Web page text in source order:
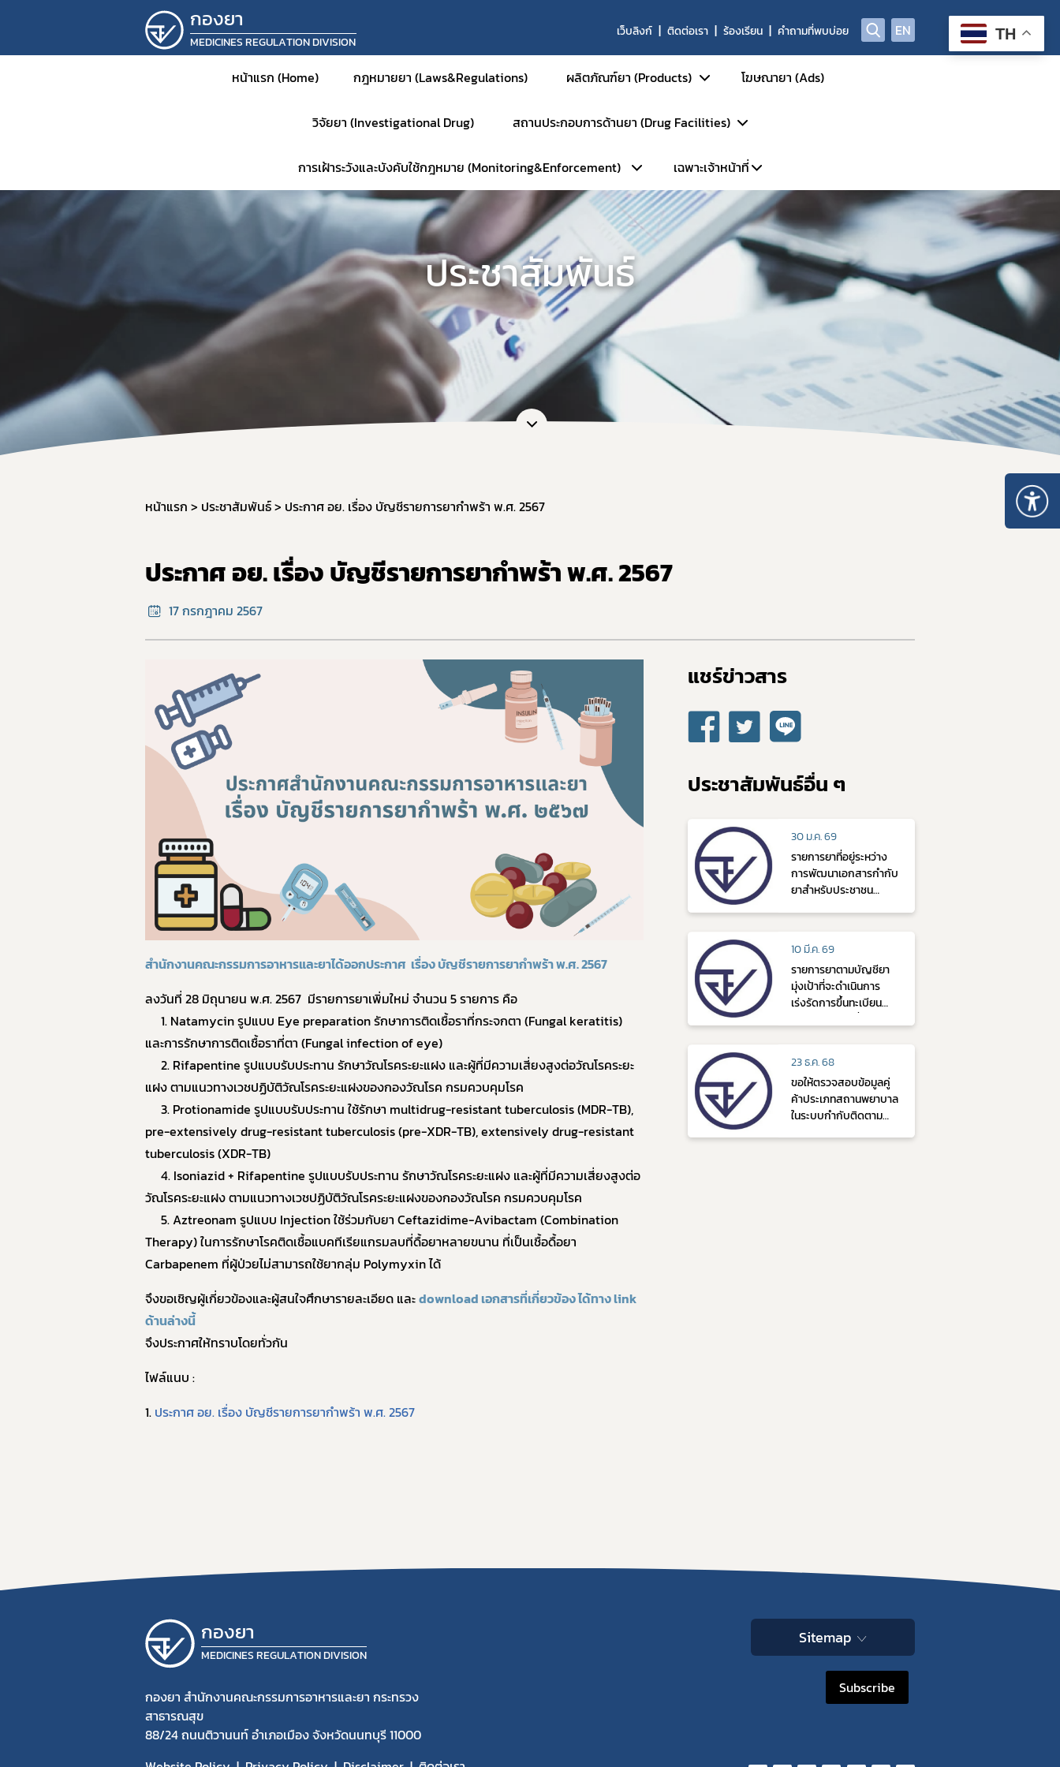
กองยา
MEDICINES REGULATION DIVISION
เว็บลิงก์ ติดต่อเรา ร้องเรียน คำถามที่พบบ่อย EN
หน้าแรก (Home) กฎหมายยา (Laws&Regulations) ผลิตภัณฑ์ยา (Products)
ยาสามัญและยาเสริมการรักษา
ยาใหม่และส่งเสริมการวิจัย
ยาชีววัตถุ
ผลิตภัณฑ์การแพทย์ขั้นสูง
ยาสำหรับสัตว์
ยาเคมีสำหรับสัตว์
ยาชีววัตถุสำหรับสัตว์
ยาแผนโบราณสำหรับสัตว์
เภสัชเคมีภัณฑ์
OSSC
การวินิจฉัยผลิตภัณฑ์ยา
โฆษณายา (Ads)
วิจัยยา (Investigational Drug) สถานประกอบการด้านยา (Drug Facilities)
หน้าหลัก
การตรวจประเมินมาตรฐานสถานที่
การตรวจประเมินมาตรฐาน GMDP
การตรวจประเมินมาตรฐาน GMP-Clearance
การตรวจประเมินมาตรฐาน GDP
การตรวจประเมินมาตรฐาน GPP
การตรวจตราการศึกษาวิจัยยา (GCP Inspection)
การต่ออายุใบอนุญาต
แบบฟอร์มที่เกี่ยวข้อง
คู่มือสำหรับมาตรฐานสถานประกอบการ
ตรวจสอบสถานะมาตรฐานการรับรองสถานที่ผลิตยา GMDP
ตรวจสอบร้านยาคุณภาพ
การเฝ้าระวังและบังคับใช้กฎหมาย (Monitoring&Enforcement)
หน้าหลัก
ประชาสัมพันธ์
แจ้งเตือนภัย
คำสั่งพักใช้ใบอนุญาต
แผนเก็บตัวอย่างเฝ้าระวัง
คู่มือและแบบฟอร์ม
เฉพาะเจ้าหน้าที่
เฉพาะเจ้าหน้าที่
ระบบ LMS
ประชาสัมพันธ์
หน้าแรก ประชาสัมพันธ์ ประกาศ อย. เรื่อง บัญชีรายการยากำพร้า พ.ศ. 2567
ประกาศ อย. เรื่อง บัญชีรายการยากำพร้า พ.ศ. 2567
17 กรกฎาคม 2567
สำนักงานคณะกรรมการอาหารและยาได้ออกประกาศ เรื่อง บัญชีรายการยากำพร้า พ.ศ.2567
ลงวันที่ 28 มิถุนายน พ.ศ.2567 มีรายการยาเพิ่มใหม่ จำนวน 5รายการ คือ
1. Natamycinรูปแบบ Eye preparationรักษาการติดเชื้อราที่กระจกตา (Fungal keratitis)
และการรักษาการติดเชื้อราที่ตา (Fungal infection of eye)
2. Rifapentine รูปแบบรับประทาน รักษาวัณโรคระยะแฝง และผู้ที่มีความเสี่ยงสูงต่อวัณโรคระยะ
แฝง ตามแนวทางเวชปฏิบัติวัณโรคระยะแฝงของกองวัณโรค กรมควบคุมโรค
3. Protionamide รูปแบบรับประทาน ใช้รักษา multidrug-resistant tuberculosis (MDR-TB),
pre-extensively drug-resistant tuberculosis (pre-XDR-TB), extensively drug-resistant
tuberculosis (XDR-TB)
4. Isoniazid + Rifapentine รูปแบบรับประทาน รักษาวัณโรคระยะแฝง และผู้ที่มีความเสี่ยงสูงต่อ
วัณโรคระยะแฝง ตามแนวทางเวชปฏิบัติวัณโรคระยะแฝงของกองวัณโรค กรมควบคุมโรค
5. Aztreonam รูปแบบ Injectionใช้ร่วมกับยา Ceftazidime-Avibactam (Combination
Therapy)ในการรักษาโรคติดเชื้อแบคทีเรียแกรมลบที่ดื้อยาหลายขนาน ที่เป็นเชื้อดื้อยา
Carbapenem ที่ผู้ป่วยไม่สามารถใช้ยากลุ่ม Polymyxinได้
จึงขอเชิญผู้เกี่ยวข้องและผู้สนใจศึกษารายละเอียด และdownloadเอกสารที่เกี่ยวข้อง ได้ทางlink
ด้านล่างนี้
จึงประกาศให้ทราบโดยทั่วกัน
ไฟล์แนบ :
1. ประกาศ อย. เรื่อง บัญชีรายการยากำพร้า พ.ศ. 2567
แชร์ข่าวสาร​
ประชาสัมพันธ์อื่น ๆ
30 ม.ค. 69
รายการยาที่อยู่ระหว่าง
การพัฒนาเอกสารกำกับ
ยาสำหรับประชาชน
10 มี.ค. 69
รายการยาตามบัญชียา
มุ่งเป้าที่จะดำเนินการ
เร่งรัดการขึ้นทะเบียน
23 ธ.ค. 68
ขอให้ตรวจสอบข้อมูลคู่
ค้าประเภทสถานพยาบาล
ในระบบกำกับติดตาม
กองยา
MEDICINES REGULATION DIVISION
กองยา สำนักงานคณะกรรมการอาหารและยา กระทรวง
สาธารณสุข
88/24 ถนนติวานนท์ อำเภอเมือง จังหวัดนนทบุรี 11000
Sitemap
Subscribe
เลือกหัวข้อที่ท่านต้องการ Subscribe
ดาวรุ่ง
TH